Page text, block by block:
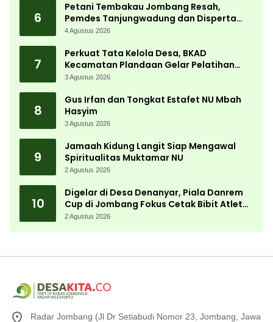
6
Petani Tembakau Jombang Resah,
Pemdes Tanjungwadung dan Disperta
Bergerak Cepat
4 Agustus 2026
7
Perkuat Tata Kelola Desa, BKAD
Kecamatan Plandaan Gelar Pelatihan
Aparatur Pemdes
3 Agustus 2026
8
Gus Irfan dan Tongkat Estafet NU Mbah
Hasyim
3 Agustus 2026
9
Jamaah Kidung Langit Siap Mengawal
Spiritualitas Muktamar NU
2 Agustus 2026
10
Digelar di Desa Denanyar, Piala Danrem
Cup di Jombang Fokus Cetak Bibit Atlet
Menembak Berprestasi
2 Agustus 2026
Radar Jombang (Jl Dr Setiabudi Nomor 23, Jombang, Jawa